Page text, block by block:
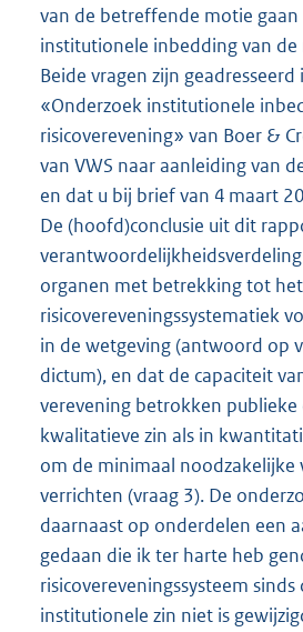
van de betreffende motie gaan
institutionele inbedding van de
Beide vragen zijn
«Onderzoek institutionele
risicoverevening» van Boer &
van VWS naar aanleiding van
en dat u bij brief van 4 maart
De (hoofd)conclusie uit dit
organen met betrekking tot
risicovereveningssystematiek
in de wetgeving (antwoord op
dictum), en dat de capaciteit
verevening betrokken publieke
kwalitatieve zin als in
om de minimaal noodzakelijke
verrichten (vraag 3). De
daarnaast op onderdelen een
gedaan die ik ter harte heb
risicovereveningssysteem
institutionele zin niet is